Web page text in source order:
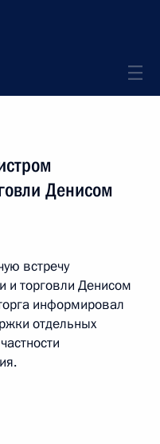
Денисом
встречу
и торговли Денисом
информировал
отдельных